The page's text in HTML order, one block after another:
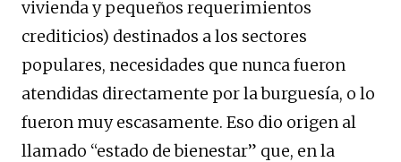
vivienda y pequeños requerimientos
crediticios) destinados a los sectores
populares, necesidades que nunca fueron
atendidas directamente por la burguesía, o lo
fueron muy escasamente. Eso dio origen al
llamado “estado de bienestar” que, en la